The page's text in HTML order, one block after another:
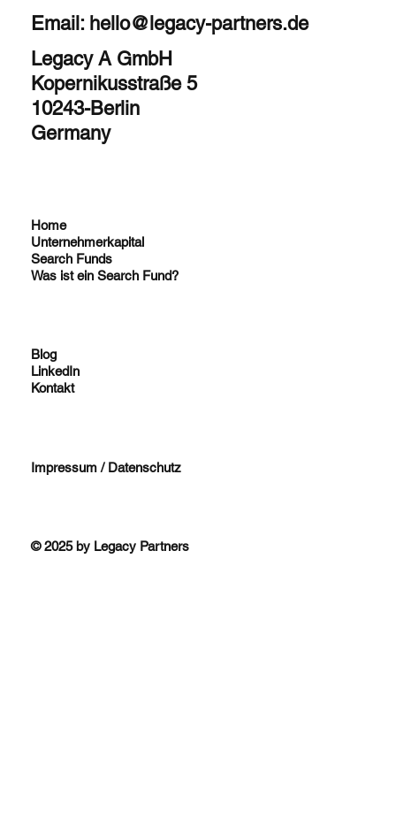
Email: hello@legacy-partners.de
Legacy A GmbH
Kopernikusstraße 5
10243-Berlin
Germany
Home
Unternehmerkapital
Search Funds
Was ist ein Search Fund?
Blog
LinkedIn
Kontakt
Impressum / Datenschutz
© 2025 by Legacy Partners